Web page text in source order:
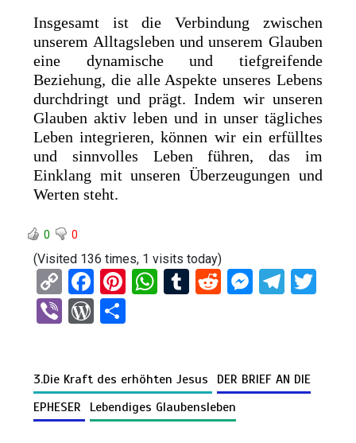
Insgesamt ist die Verbindung zwischen
unserem Alltagsleben und unserem Glauben
eine dynamische und tiefgreifende
Beziehung, die alle Aspekte unseres Lebens
durchdringt und prägt. Indem wir unseren
Glauben aktiv leben und in unser tägliches
Leben integrieren, können wir ein erfülltes
und sinnvolles Leben führen, das im
Einklang mit unseren Überzeugungen und
Werten steht.
0 0
(Visited 136 times, 1 visits today)
C
o
py
n
k
F
a
ce
o
o
Pi
t
W
A
p
T
r
R
t
M
g
T
a
Vi W
Pr
es
n
3.Die Kraft des erhöhten Jesus
DER BRIEF AN DIE
EPHESER
Lebendiges Glaubensleben